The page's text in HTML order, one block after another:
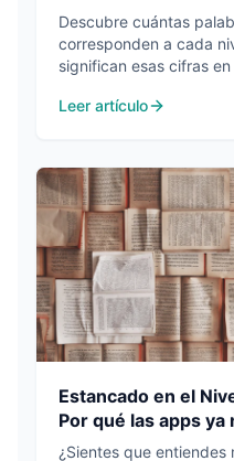
Descubre cuántas
corresponden a cada
significan esas cifras
Leer artículo
Estancado en el
Por qué las apps ya
¿Sientes que